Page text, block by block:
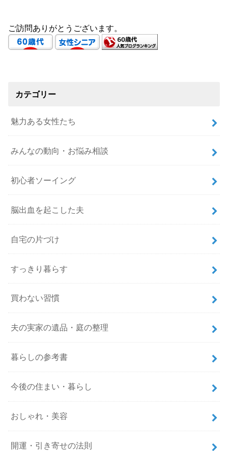
ご訪問ありがとうございます。
カテゴリー
魅力ある女性たち
みんなの動向・お悩み相談
初心者ソーイング
脳出血を起こした夫
自宅の片づけ
すっきり暮らす
買わない習慣
夫の実家の遺品・庭の整理
暮らしの参考書
今後の住まい・暮らし
おしゃれ・美容
開運・引き寄せの法則